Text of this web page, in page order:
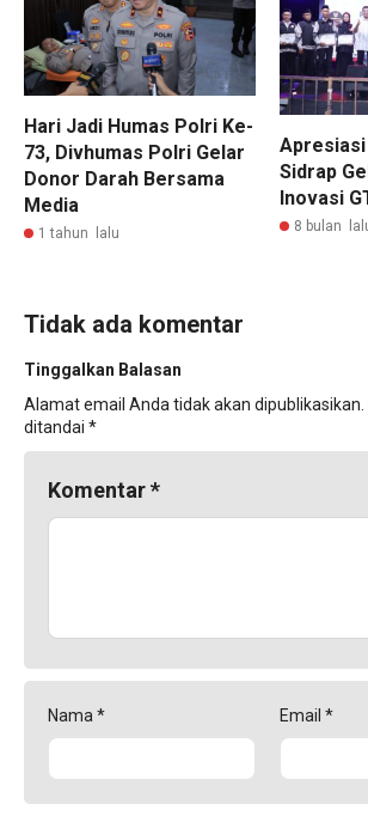
Hari Jadi Humas Polri Ke-
73, Divhumas Polri Gelar
Donor Darah Bersama
Media
1 tahun lalu
Apresiasi
Sidrap
Inovasi
8 bulan
Tidak ada komentar
Tinggalkan Balasan
Alamat email Anda tidak akan dipublikasikan.
ditandai *
Komentar*
Nama* Email *